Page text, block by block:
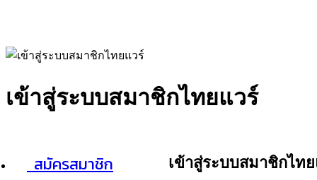
เข้าสู่ระบบสมาชิกไทยแวร์
สมัครสมาชิก
เข้าสู่ระบบสมาชิกไท